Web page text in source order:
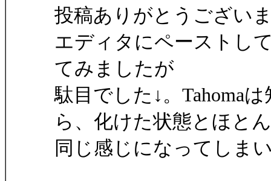
投稿ありがとうござい
エディタにペーストし
てみましたが
駄目でした↓。Tahoma
ら、化けた状態とほと
同じ感じになってしま